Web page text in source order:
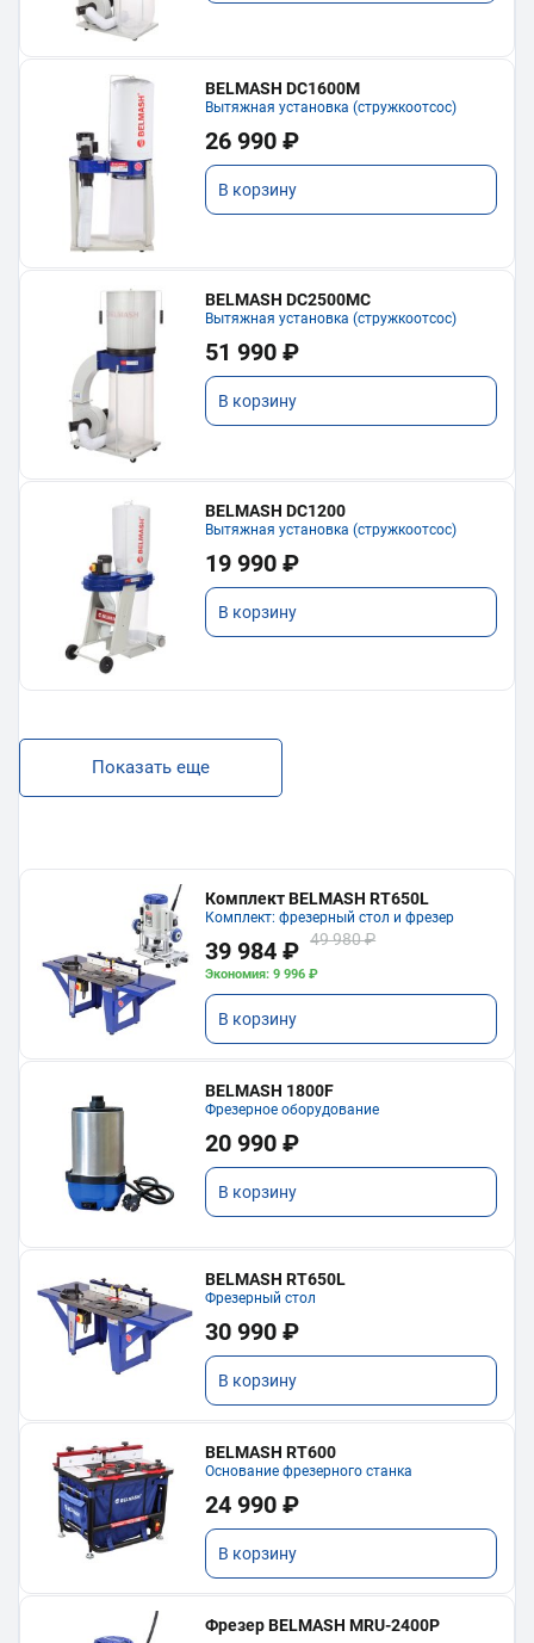
BELMASH DC1600M
Вытяжная установка (стружкоотсос)
26 990 ₽
В корзину
BELMASH DC2500MC
Вытяжная установка (стружкоотсос)
51 990 ₽
В корзину
BELMASH DC1200
Вытяжная установка (стружкоотсос)
19 990 ₽
В корзину
Показать еще
Комплект BELMASH RT650L
Комплект: фрезерный стол и фрезер
39 984 ₽ 49 980 ₽
Экономия: 9 996 ₽
В корзину
BELMASH 1800F
Фрезерное оборудование
20 990 ₽
В корзину
BELMASH RT650L
Фрезерный стол
30 990 ₽
В корзину
BELMASH RT600
Основание фрезерного станка
24 990 ₽
В корзину
Фрезер BELMASH MRU-2400P